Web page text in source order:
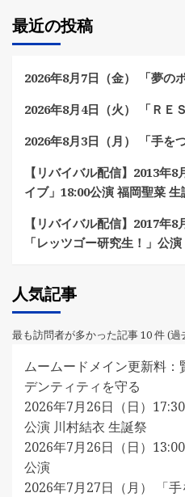
最近の投稿
2026年8月7日（金） 「夢の
2026年8月4日（火） 「ＲＥ
2026年8月3日（月） 「手を
【リバイバル配信】2013年
イブ」18:00公演 福岡聖菜 生
【リバイバル配信】2017年
「レッツゴー研究生！」公
人気記事
最も訪問者が多かった記事 10 件 (過
ムームードメイン更新料
デンティティを守る
2026年7月26日（日）
公演 川村結衣 生誕祭
2026年7月26日（日）
公演
2026年7月27日（月） 「